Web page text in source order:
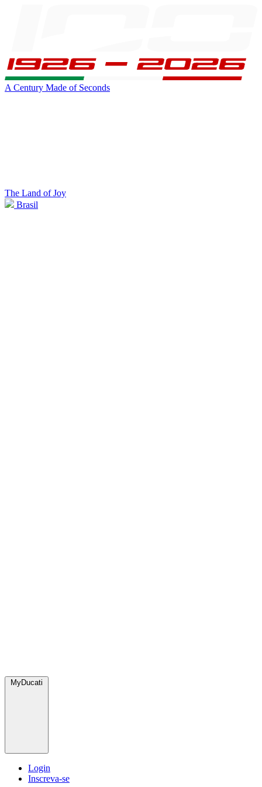
A Century Made of Seconds
The Land of Joy
Brasil
MyDucati
Login
Inscreva-se